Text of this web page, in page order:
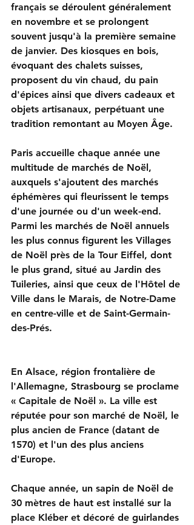
français se déroulent généralement
en novembre et se prolongent
souvent jusqu'à la première semaine
de janvier. Des kiosques en bois,
évoquant des chalets suisses,
proposent du vin chaud, du pain
d'épices ainsi que divers cadeaux et
objets artisanaux, perpétuant une
tradition remontant au Moyen Âge.
Paris accueille chaque année une
multitude de marchés de Noël,
auxquels s'ajoutent des marchés
éphémères qui fleurissent le temps
d'une journée ou d'un week-end.
Parmi les marchés de Noël annuels
les plus connus figurent les Villages
de Noël près de la Tour Eiffel, dont
le plus grand, situé au Jardin des
Tuileries, ainsi que ceux de l'Hôtel de
Ville dans le Marais, de Notre-Dame
en centre-ville et de Saint-Germain-
des-Prés.
En Alsace, région frontalière de
l'Allemagne, Strasbourg se proclame
« Capitale de Noël ». La ville est
réputée pour son marché de Noël, le
plus ancien de France (datant de
1570) et l'un des plus anciens
d'Europe.
Chaque année, un sapin de Noël de
30 mètres de haut est installé sur la
place Kléber et décoré de guirlandes